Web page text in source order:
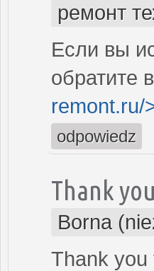
ремонт
Если вы
обратите
remont.ru/
odpowiedz
Thank
Borna
Thank you